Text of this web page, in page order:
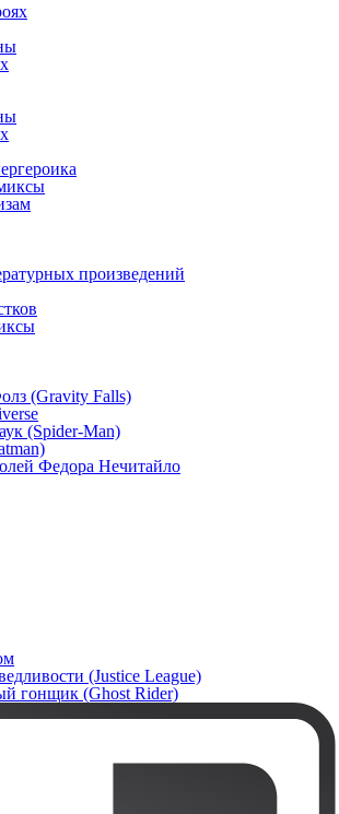
произведений
(Gravity Falls)
(Spider-Man)
Федора Нечитайло
(Justice League)
гонщик (Ghost Rider)